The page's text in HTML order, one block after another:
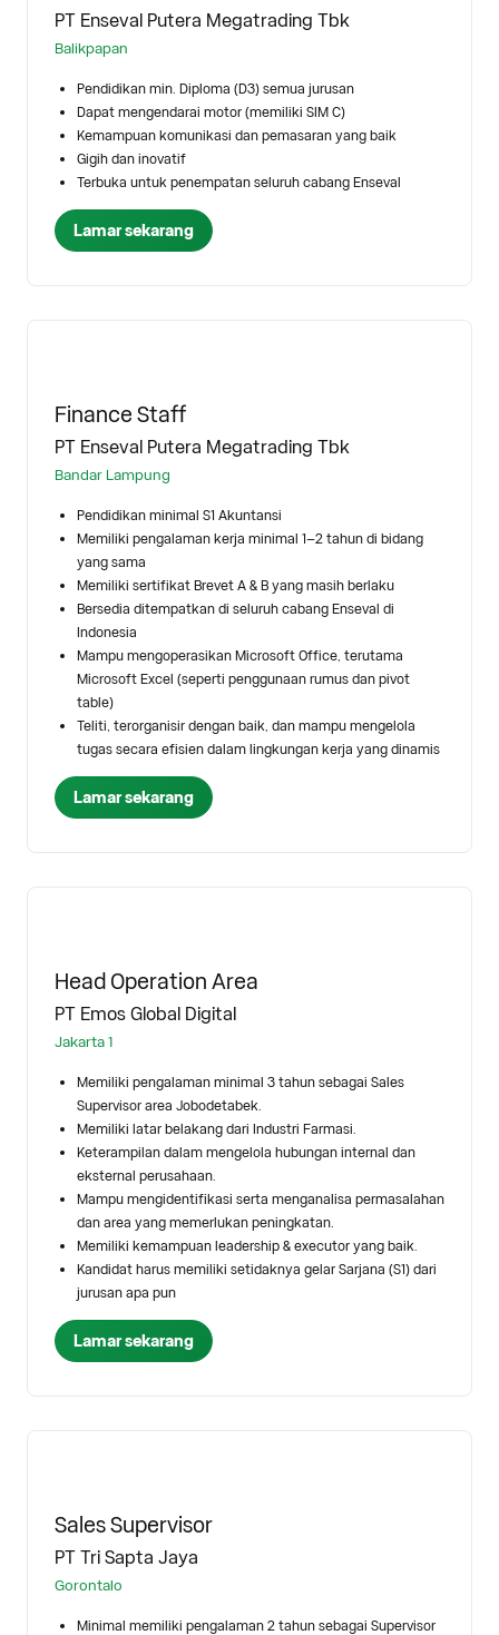
PT Enseval Putera Megatrading Tbk
Balikpapan
Pendidikan min. Diploma (D3) semua jurusan
Dapat mengendarai motor (memiliki SIM C)
Kemampuan komunikasi dan pemasaran yang baik
Gigih dan inovatif
Terbuka untuk penempatan seluruh cabang Enseval
Lamar sekarang
Finance Staff
PT Enseval Putera Megatrading Tbk
Bandar Lampung
Pendidikan minimal S1 Akuntansi
Memiliki pengalaman kerja minimal 1–2 tahun di bidang
yang sama
Memiliki sertifikat Brevet A & B yang masih berlaku
Bersedia ditempatkan di seluruh cabang Enseval di
Indonesia
Mampu mengoperasikan Microsoft Office, terutama
Microsoft Excel (seperti penggunaan rumus dan pivot
table)
Teliti, terorganisir dengan baik, dan mampu mengelola
tugas secara efisien dalam lingkungan kerja yang dinamis
Lamar sekarang
Head Operation Area
PT Emos Global Digital
Jakarta 1
Memiliki pengalaman minimal 3 tahun sebagai Sales
Supervisor area Jobodetabek.
Memiliki latar belakang dari Industri Farmasi.
Keterampilan dalam mengelola hubungan internal dan
eksternal perusahaan.
Mampu mengidentifikasi serta menganalisa permasalahan
dan area yang memerlukan peningkatan.
Memiliki kemampuan leadership & executor yang baik.
Kandidat harus memiliki setidaknya gelar Sarjana (S1) dari
jurusan apa pun
Lamar sekarang
Sales Supervisor
PT Tri Sapta Jaya
Gorontalo
Minimal memiliki pengalaman 2 tahun sebagai Supervisor